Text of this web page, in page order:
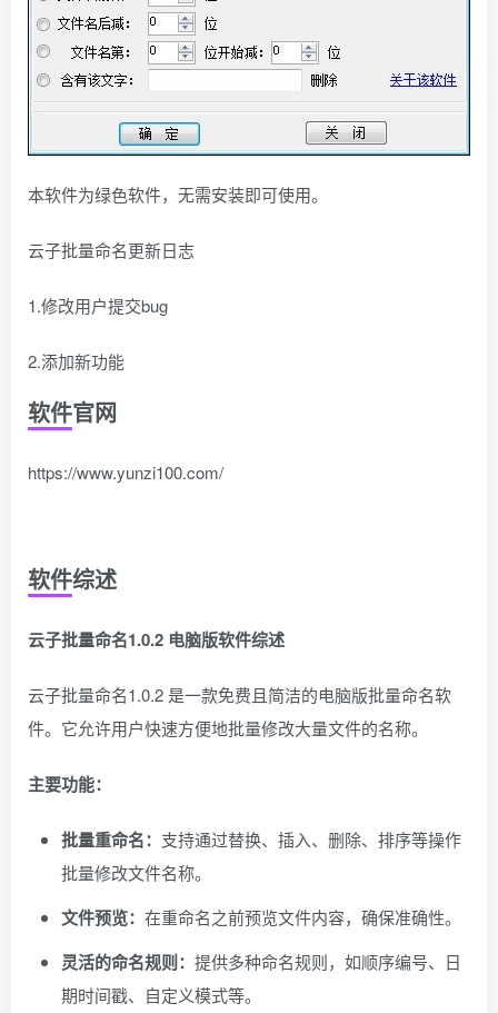
本软件为绿色软件，无需安装即可使用。
云子批量命名更新日志
1.修改用户提交bug
2.添加新功能
软件官网
https://www.yunzi100.com/
软件综述
云子批量命名1.0.2 电脑版软件综述
云子批量命名1.0.2 是一款免费且简洁的电脑版批量命名软
件。它允许用户快速方便地批量修改大量文件的名称。
主要功能：
批量重命名： 支持通过替换、插入、删除、排序等操作
批量修改文件名称。
文件预览： 在重命名之前预览文件内容，确保准确性。
灵活的命名规则： 提供多种命名规则，如顺序编号、日
期时间戳、自定义模式等。